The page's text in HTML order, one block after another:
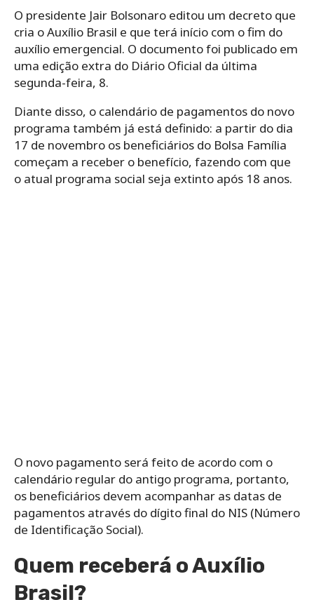
O presidente Jair Bolsonaro editou um decreto que
cria o Auxílio Brasil e que terá início com o fim do
auxílio emergencial. O documento foi publicado em
uma edição extra do Diário Oficial da última
segunda-feira, 8.
Diante disso, o calendário de pagamentos do novo
programa também já está definido: a partir do dia
17 de novembro os beneficiários do Bolsa Família
começam a receber o benefício, fazendo com que
o atual programa social seja extinto após 18 anos.
O novo pagamento será feito de acordo com o
calendário regular do antigo programa, portanto,
os beneficiários devem acompanhar as datas de
pagamentos através do dígito final do NIS (Número
de Identificação Social).
Quem receberá o Auxílio
Brasil?